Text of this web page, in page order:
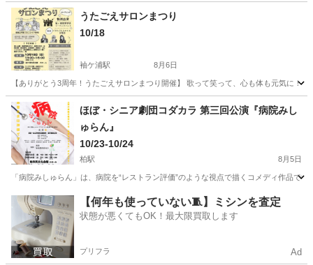
うたごえサロンまつり
10/18
袖ケ浦駅 8月6日
【ありがとう3周年！うたごえサロンまつり開催】 歌って笑って、心も体も元気に！
千葉 袖ケ浦市 袖ケ浦駅 コンサート/ショー うたごえ
ほぼ・シニア劇団コダカラ 第三回公演『病院みし
ゅらん』
10/23-10/24
柏駅 8月5日
「病院みしゅらん」は、病院を“レストラン評価”のような視点で描くコメディ作品で
千葉 柏市 柏駅 コンサート/ショー 劇団
【何年も使っていない🧵】ミシンを査定
状態が悪くてもOK！最大限買取します
プリフラ Ad